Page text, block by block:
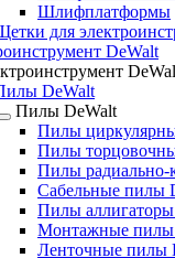
Шлифплатформы
для
DeWalt
DeWalt
Пилы DeWalt
Пилы
Пилы
Пилы радиально-
Сабельные пилы
Пилы
Монтажные пилы
Ленточные пилы